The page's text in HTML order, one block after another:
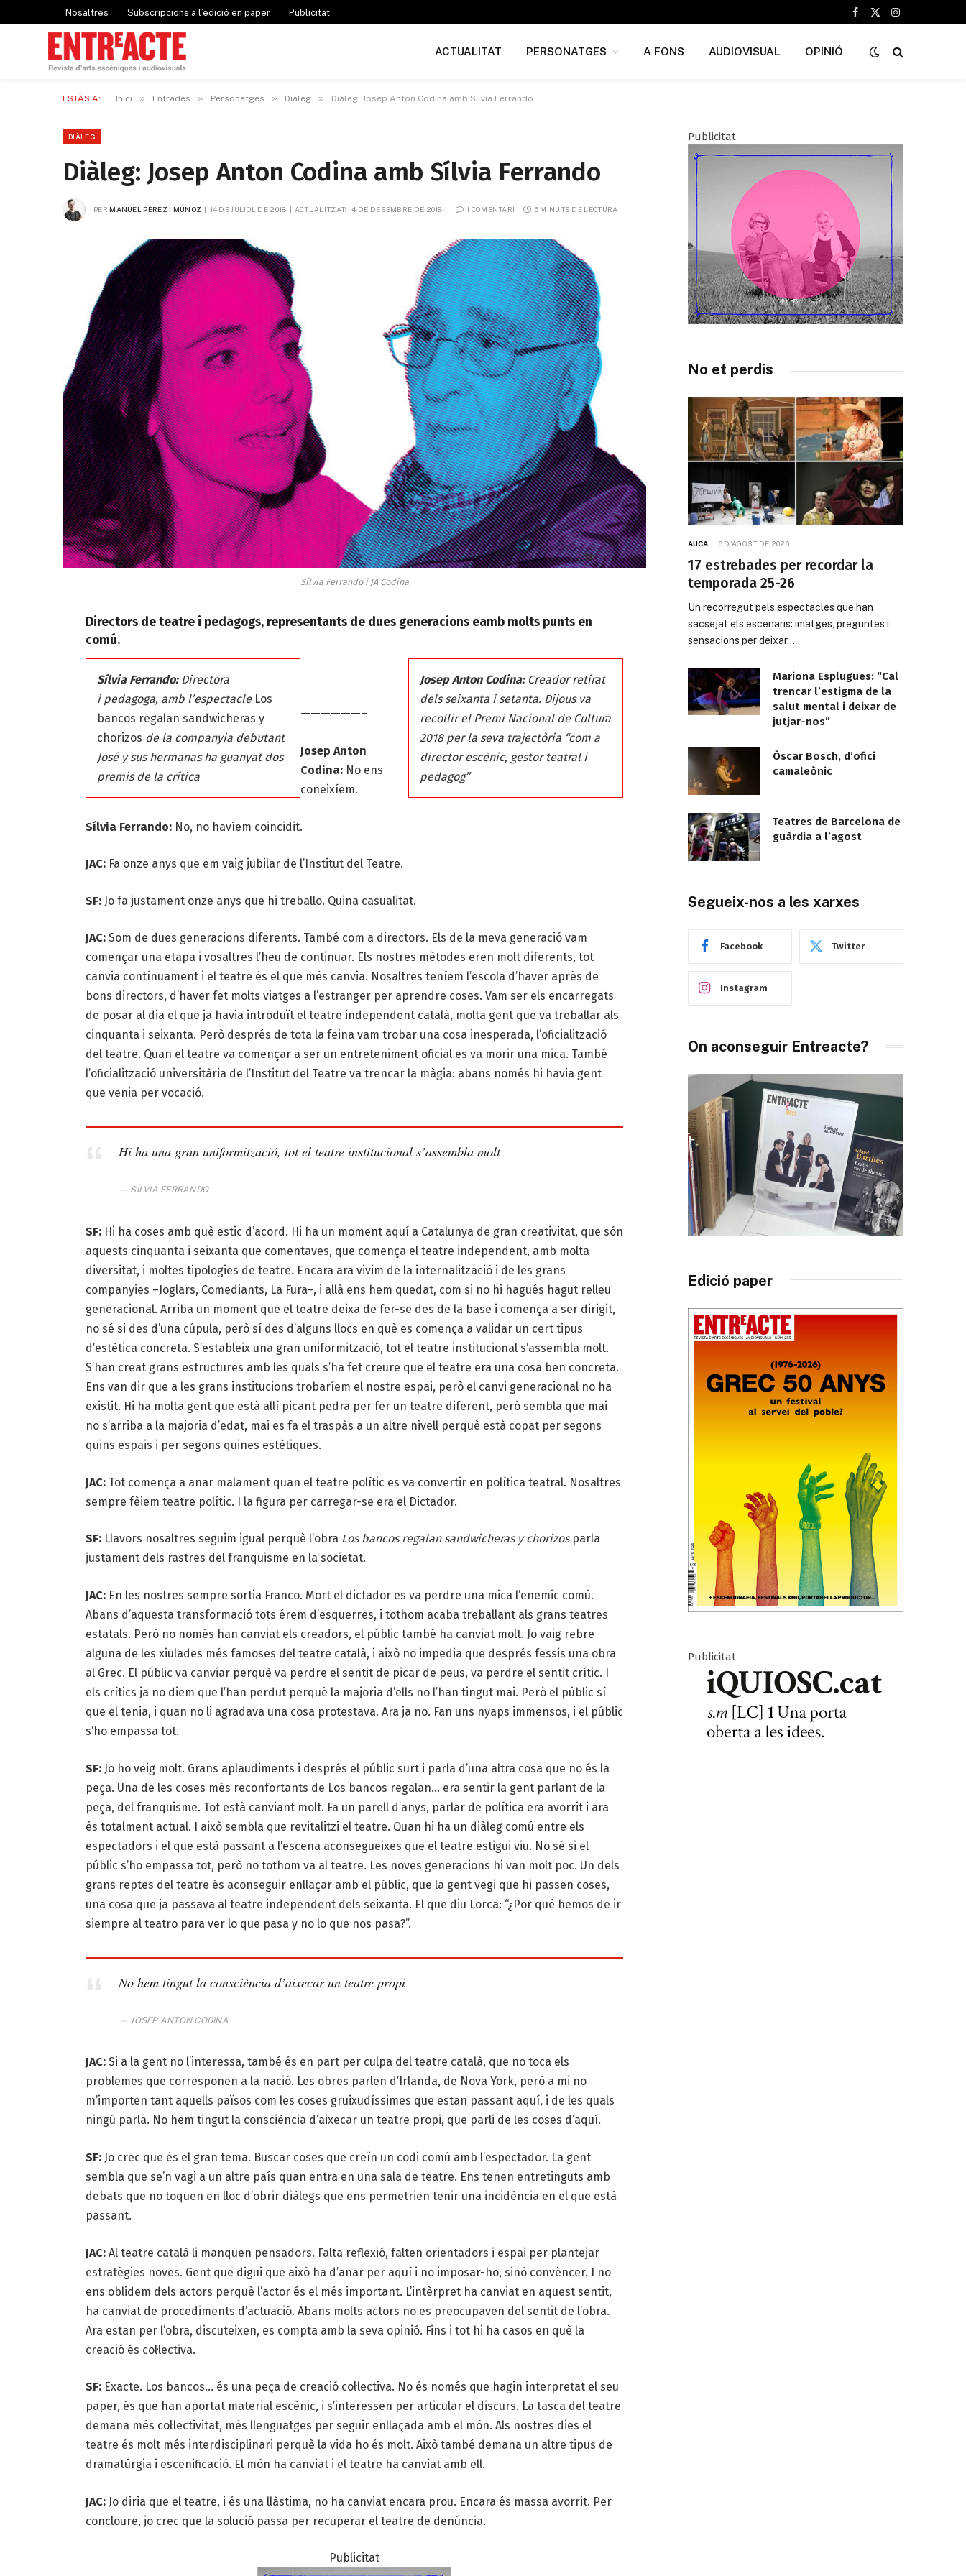
Nosaltres Subscripcions a l’edició en paper Publicitat
Facebook
X
Instagram
ACTUALITAT PERSONATGES A FONS AUDIOVISUAL OPINIÓ
ESTÀS A: Inici » Entrades » Personatges » Diàleg » Diàleg: Josep Anton Codina amb Sílvia Ferrando
DIÀLEG
Diàleg: Josep Anton Codina amb Sílvia Ferrando
PER MANUEL PÉREZ I MUÑOZ 14 DE JULIOL DE 2018 ACTUALITZAT: 4 DE DESEMBRE DE 2018 1 COMENTARI 6 MINUTS DE LECTURA
Sílvia Ferrando i JA Codina
Directors de teatre i pedagogs, representants de dues generacions eamb molts punts en
comú.
Sílvia Ferrando:Directora
i pedagoga, amb l’espectacle Los
bancos regalan sandwicheras y
chorizos de la companyia debutant
José y sus hermanas ha guanyat dos
premis de la crítica
Josep Anton Codina:Creador retirat
dels seixanta i setanta. Dijous va
recollir el Premi Nacional de Cultura
2018 per la seva trajectòria “com a
director escènic, gestor teatral i
pedagog”
——————–
Josep Anton
Codina: No ens
coneixíem.
Sílvia Ferrando:No, no havíem coincidit.
JAC:Fa onze anys que em vaig jubilar de l’Institut del Teatre.
SF:Jo fa justament onze anys que hi treballo. Quina casualitat.
JAC:Som de dues generacions diferents. També com a directors. Els de la meva generació vam
començar una etapa i vosaltres l’heu de continuar. Els nostres mètodes eren molt diferents, tot
canvia contínuament i el teatre és el que més canvia. Nosaltres teníem l’escola d’haver après de
bons directors, d’haver fet molts viatges a l’estranger per aprendre coses. Vam ser els encarregats
de posar al dia el que ja havia introduït el teatre independent català, molta gent que va treballar als
cinquanta i seixanta. Però després de tota la feina vam trobar una cosa inesperada, l’oficialització
del teatre. Quan el teatre va començar a ser un entreteniment oficial es va morir una mica. També
l’oficialització universitària de l’Institut del Teatre va trencar la màgia: abans només hi havia gent
que venia per vocació.
Hi ha una gran uniformització, tot el teatre institucional s’assembla molt
SÍLVIA FERRANDO
SF:Hi ha coses amb què estic d’acord. Hi ha un moment aquí a Catalunya de gran creativitat, que són
aquests cinquanta i seixanta que comentaves, que comença el teatre independent, amb molta
diversitat, i moltes tipologies de teatre. Encara ara vivim de la internalització i de les grans
companyies –Joglars, Comediants, La Fura–, i allà ens hem quedat, com si no hi hagués hagut relleu
generacional. Arriba un moment que el teatre deixa de fer-se des de la base i comença a ser dirigit,
no sé si des d’una cúpula, però sí des d’alguns llocs en què es comença a validar un cert tipus
d’estètica concreta. S’estableix una gran uniformització, tot el teatre institucional s’assembla molt.
S’han creat grans estructures amb les quals s’ha fet creure que el teatre era una cosa ben concreta.
Ens van dir que a les grans institucions trobaríem el nostre espai, però el canvi generacional no ha
existit. Hi ha molta gent que està allí picant pedra per fer un teatre diferent, però sembla que mai
no s’arriba a la majoria d’edat, mai es fa el traspàs a un altre nivell perquè està copat per segons
quins espais i per segons quines estètiques.
JAC:Tot comença a anar malament quan el teatre polític es va convertir en política teatral. Nosaltres
sempre fèiem teatre polític. I la figura per carregar-se era el Dictador.
SF:Llavors nosaltres seguim igual perquè l’obra Los bancos regalan sandwicheras y chorizosparla
justament dels rastres del franquisme en la societat.
JAC:En les nostres sempre sortia Franco. Mort el dictador es va perdre una mica l’enemic comú.
Abans d’aquesta transformació tots érem d’esquerres, i tothom acaba treballant als grans teatres
estatals. Però no només han canviat els creadors, el públic també ha canviat molt. Jo vaig rebre
alguna de les xiulades més famoses del teatre català, i això no impedia que després fessis una obra
al Grec. El públic va canviar perquè va perdre el sentit de picar de peus, va perdre el sentit crític. I
els crítics ja no diem que l’han perdut perquè la majoria d’ells no l’han tingut mai. Però el públic sí
que el tenia, i quan no li agradava una cosa protestava. Ara ja no. Fan uns nyaps immensos, i el públic
s’ho empassa tot.
SF:Jo ho veig molt. Grans aplaudiments i després el públic surt i parla d’una altra cosa que no és la
peça. Una de les coses més reconfortants de Los bancos regalan… era sentir la gent parlant de la
peça, del franquisme. Tot està canviant molt. Fa un parell d’anys, parlar de política era avorrit i ara
és totalment actual. I això sembla que revitalitzi el teatre. Quan hi ha un diàleg comú entre els
espectadors i el que està passant a l’escena aconsegueixes que el teatre estigui viu. No sé si el
públic s’ho empassa tot, però no tothom va al teatre. Les noves generacions hi van molt poc. Un dels
grans reptes del teatre és aconseguir enllaçar amb el públic, que la gent vegi que hi passen coses,
una cosa que ja passava al teatre independent dels seixanta. El que diu Lorca: “¿Por qué hemos de ir
siempre al teatro para ver lo que pasa y no lo que nos pasa?”.
No hem tingut la consciència d’aixecar un teatre propi
JOSEP ANTON CODINA
JAC:Si a la gent no l’interessa, també és en part per culpa del teatre català, que no toca els
problemes que corresponen a la nació. Les obres parlen d’Irlanda, de Nova York, però a mi no
m’importen tant aquells països com les coses gruixudíssimes que estan passant aquí, i de les quals
ningú parla. No hem tingut la consciència d’aixecar un teatre propi, que parli de les coses d’aquí.
SF:Jo crec que és el gran tema. Buscar coses que creïn un codi comú amb l’espectador. La gent
sembla que se’n vagi a un altre país quan entra en una sala de teatre. Ens tenen entretinguts amb
debats que no toquen en lloc d’obrir diàlegs que ens permetrien tenir una incidència en el que està
passant.
JAC:Al teatre català li manquen pensadors. Falta reflexió, falten orientadors i espai per plantejar
estratègies noves. Gent que digui que això ha d’anar per aquí i no imposar-ho, sinó convèncer. I no
ens oblidem dels actors perquè l’actor és el més important. L’intèrpret ha canviat en aquest sentit,
ha canviat de procediments d’actuació. Abans molts actors no es preocupaven del sentit de l’obra.
Ara estan per l’obra, discuteixen, es compta amb la seva opinió. Fins i tot hi ha casos en què la
creació és col·lectiva.
SF:Exacte. Los bancos… és una peça de creació col·lectiva. No és només que hagin interpretat el seu
paper, és que han aportat material escènic, i s’interessen per articular el discurs. La tasca del teatre
demana més col·lectivitat, més llenguatges per seguir enllaçada amb el món. Als nostres dies el
teatre és molt més interdisciplinari perquè la vida ho és molt. Això també demana un altre tipus de
dramatúrgia i escenificació. El món ha canviat i el teatre ha canviat amb ell.
JAC:Jo diria que el teatre, i és una llàstima, no ha canviat encara prou. Encara és massa avorrit. Per
concloure, jo crec que la solució passa per recuperar el teatre de denúncia.
Publicitat
Publicitat
No et perdis
AUCA 6 D'AGOST DE 2026
17 estrebades per recordar la
temporada 25-26
Un recorregut pels espectacles que han
sacsejat els escenaris: imatges, preguntes i
sensacions per deixar…
Mariona Esplugues: “Cal
trencar l’estigma de la
salut mental i deixar de
jutjar-nos”
Òscar Bosch, d’ofici
camaleònic
Teatres de Barcelona de
guàrdia a l’agost
Segueix-nos a les xarxes
Facebook Twitter
Instagram
On aconseguir Entreacte?
Edició paper
Publicitat